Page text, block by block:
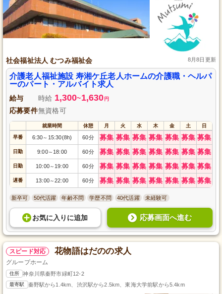
社会福祉法人 むつみ福祉会 8月8日更新
介護老人福祉施設 寿湘ケ丘老人ホームの介護職・ヘルパ
ーのパート・アルバイト求人
給与 時給 1,300~1,630 円
応募要件無資格可
就業時間 休憩 月 火 水 木 金 土 日
早番 6:30～ 15:30(8h) 60分 募集 募集 募集 募集 募集 募集 募集
日勤 9:00～ 18:00 60分 募集 募集 募集 募集 募集 募集 募集
日勤 10:00～ 19:00 60分 募集 募集 募集 募集 募集 募集 募集
遅番 13:00～22:00 60分 募集 募集 募集 募集 募集 募集 募集
新卒可 50代活躍 年齢不問 学歴不問 40代活躍 未経験可
お気に入り に追加 応募画面へ進む
スピード対応 花物語はだのの求人
グループホーム
住所 神奈川県秦野市緑町12-2
最寄駅 秦野駅から1.4km、渋沢駅から2.5km、東海大学前駅から5.4km